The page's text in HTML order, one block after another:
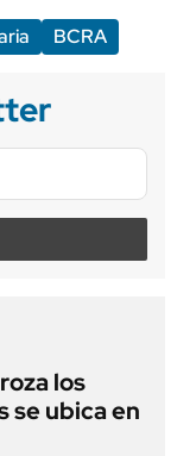
BCRA
los
se ubica en